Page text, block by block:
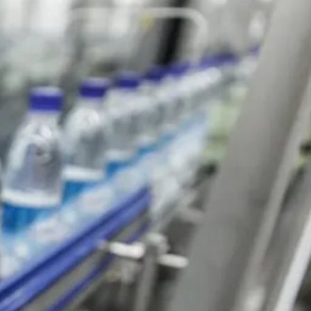
Webcams